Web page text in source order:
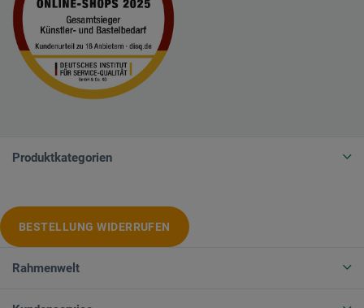
Produktkategorien
BESTELLUNG WIDERRUFEN
Rahmenwelt